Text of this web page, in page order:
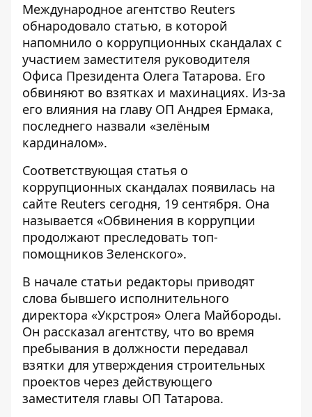
Международное агентство Reuters
обнародовало статью, в которой
напомнило о коррупционных скандалах с
участием заместителя руководителя
Офиса Президента Олега Татарова. Его
обвиняют во взятках и махинациях. Из-за
его влияния на главу ОП Андрея Ермака,
последнего назвали «зелёным
кардиналом».
Соответствующая статья о
коррупционных скандалах появилась на
сайте Reuters сегодня, 19 сентября. Она
называется «Обвинения в коррупции
продолжают преследовать топ-
помощников Зеленского».
В начале статьи редакторы приводят
слова бывшего исполнительного
директора «Укрстроя» Олега Майбороды.
Он рассказал агентству, что во время
пребывания в должности передавал
взятки для утверждения строительных
проектов через действующего
заместителя главы ОП Татарова.